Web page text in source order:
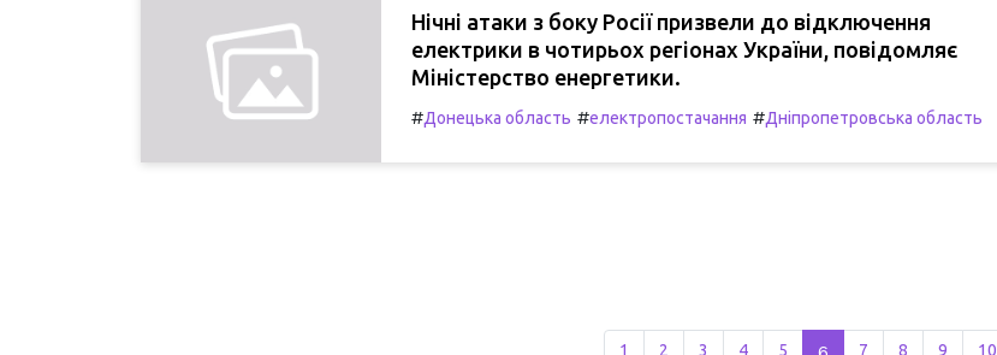
Нічні атаки з боку Росії призвели до відключення
електрики в чотирьох регіонах України, повідомляє
Міністерство енергетики.
#Донецька область #електропостачання #Дніпропетровська область
1 2 3 4 5 7 8 9 10